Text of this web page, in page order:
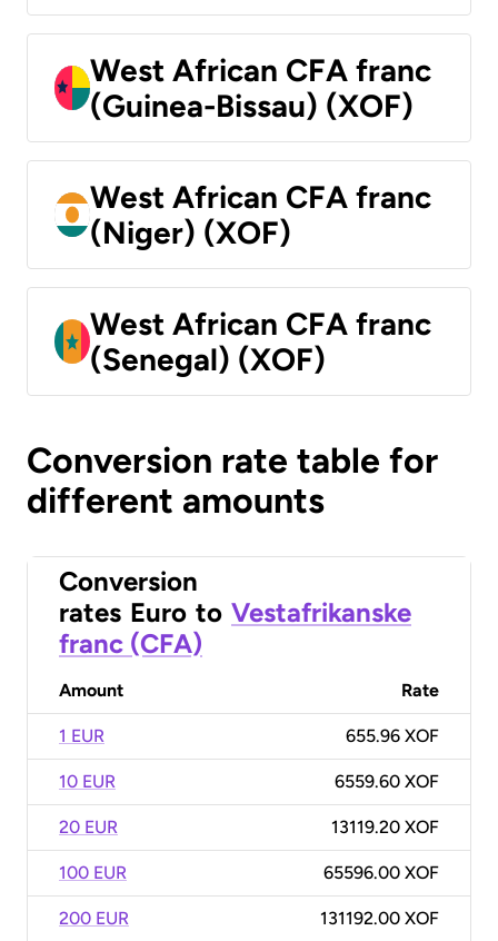
West African CFA franc
(Guinea-Bissau) (XOF)
West African CFA franc
(Niger) (XOF)
West African CFA franc
(Senegal) (XOF)
Conversion rate table for
different amounts
Conversion
rates Euro to Vestafrikanske
franc (CFA)
Amount Rate
1 EUR 655.96 XOF
10 EUR 6559.60 XOF
20 EUR 13119.20 XOF
100 EUR 65596.00 XOF
200 EUR 131192.00 XOF